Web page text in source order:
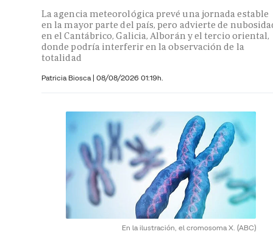
La agencia meteorológica prevé una jornada estable
en la mayor parte del país, pero advierte de
en el Cantábrico, Galicia, Alborán y el tercio oriental,
donde podría interferir en la observación de la
totalidad
Patricia Biosca | 08/08/2026 01:19h.
En la ilustración, el cromosoma X. (ABC)